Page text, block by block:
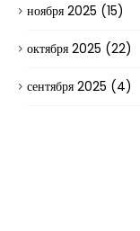
ноября 2025 (15)
октября 2025 (22)
сентября 2025 (4)